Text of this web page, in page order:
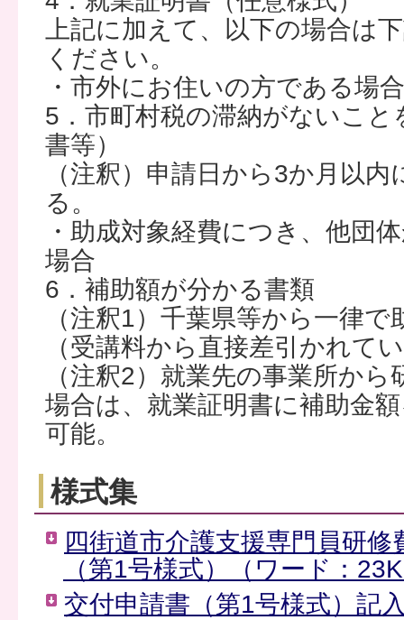
上記に加えて、以下の場合は
ください。
・市外にお住いの方である場合
5．市町村税の滞納がないこ
書等）
（注釈）申請日から3か月以
る。
・助成対象経費につき、他団
場合
6．補助額が分かる書類
（注釈1）千葉県等から一律
（受講料から直接差引かれて
（注釈2）就業先の事業所か
場合は、就業証明書に補助金
可能。
様式集
四街道市介護支援専門員研
（第1号様式）（ワード：
交付申請書（第1号様式）記